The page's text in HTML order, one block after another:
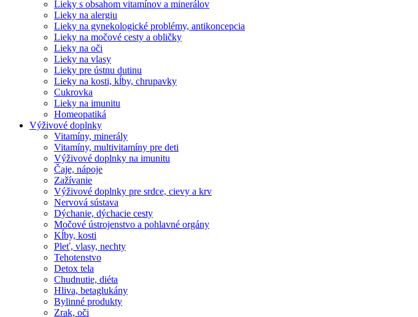
Lieky s obsahom vitamínov a minerálov
Lieky na alergiu
Lieky na gynekologické problémy, antikoncepcia
Lieky na močové cesty a obličky
Lieky na oči
Lieky na vlasy
Lieky pre ústnu dutinu
Lieky na kosti, kĺby, chrupavky
Cukrovka
Lieky na imunitu
Homeopatiká
Výživové doplnky
Vitamíny, minerály
Vitamíny, multivitamíny pre deti
Výživové doplnky na imunitu
Čaje, nápoje
Zažívanie
Výživové doplnky pre srdce, cievy a krv
Nervová sústava
Dýchanie, dýchacie cesty
Močové ústrojenstvo a pohlavné orgány
Kĺby, kosti
Pleť, vlasy, nechty
Tehotenstvo
Detox tela
Chudnutie, diéta
Hliva, betaglukány
Bylinné produkty
Zrak, oči